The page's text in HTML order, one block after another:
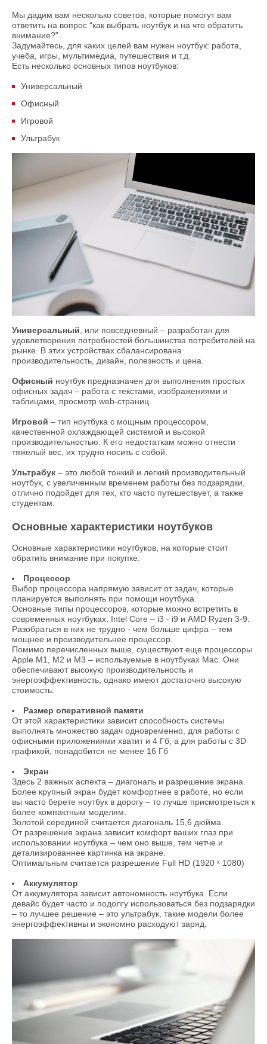
Мы дадим вам несколько советов, которые помогут вам
ответить на вопрос “как выбрать ноутбук и на что обратить
внимание?”.
Задумайтесь, для каких целей вам нужен ноутбук: работа,
учеба, игры, мультимедиа, путешествия и т.д.
Есть несколько основных типов ноутбуков:
Универсальный
Офисный
Игровой
Ультрабук
Универсальный , или повседневный – разработан для
удовлетворения потребностей большинства потребителей на
рынке. В этих устройствах сбалансирована
производительность, дизайн, полезность и цена.
Офисный ноутбук предназначен для выполнения простых
офисных задач – работа с текстами, изображениями и
таблицами, просмотр web-страниц.
Игровой – тип ноутбука с мощным процессором,
качественной охлаждающей системой и высокой
производительностью. К его недостаткам можно отнести
тяжелый вес, их трудно носить с собой.
Ультрабук – это любой тонкий и легкий производительный
ноутбук, с увеличенным временем работы без подзарядки,
отлично подойдет для тех, кто часто путешествует, а также
студентам.
Основные характеристики ноутбуков
Основные характеристики ноутбуков, на которые стоит
обратить внимание при покупке:
Процессор
Выбор процессора напрямую зависит от задач, которые
планируется выполнять при помощи ноутбука.
Основные типы процессоров, которые можно встретить в
современных ноутбуках: Intel Core – i3 - i9 и AMD Ryzen 3-9.
Разобраться в них не трудно - чем больше цифра – тем
мощнее и производительнее процессор.
Помимо перечисленных выше, существуют еще процессоры
Apple M1, M2 и М3 – используемые в ноутбуках Mac. Они
обеспечивают высокую производительность и
энергоэффективность, однако имеют достаточно высокую
стоимость.
Размер оперативной памяти
От этой характеристики зависит способность системы
выполнять множество задач одновременно, для работы с
офисными приложениями хватит и 4 Гб, а для работы с 3D
графикой, понадобится не менее 16 Гб
Экран
Здесь 2 важных аспекта – диагональ и разрешение экрана.
Более крупный экран будет комфортнее в работе, но если
вы часто берете ноутбук в дорогу – то лучше присмотреться к
более компактным моделям.
Золотой серединой считается диагональ 15,6 дюйма.
От разрешения экрана зависит комфорт ваших глаз при
использовании ноутбука – чем оно выше, тем четче и
детализированнее картинка на экране.
Оптимальным считается разрешение Full HD (1920 ˣ 1080)
Аккумулятор
От аккумулятора зависит автономность ноутбука. Если
девайс будет часто и подолгу использоваться без подзарядки
– то лучшее решение – это ультрабук, такие модели более
энергоэффективны и экономно расходуют заряд.